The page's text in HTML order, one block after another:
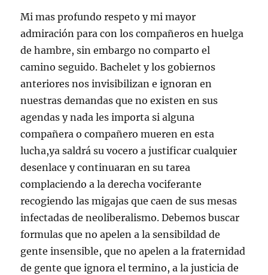
Mi mas profundo respeto y mi mayor
admiración para con los compañeros en huelga
de hambre, sin embargo no comparto el
camino seguido. Bachelet y los gobiernos
anteriores nos invisibilizan e ignoran en
nuestras demandas que no existen en sus
agendas y nada les importa si alguna
compañera o compañero mueren en esta
lucha,ya saldrá su vocero a justificar cualquier
desenlace y continuaran en su tarea
complaciendo a la derecha vociferante
recogiendo las migajas que caen de sus mesas
infectadas de neoliberalismo. Debemos buscar
formulas que no apelen a la sensibildad de
gente insensible, que no apelen a la fraternidad
de gente que ignora el termino, a la justicia de